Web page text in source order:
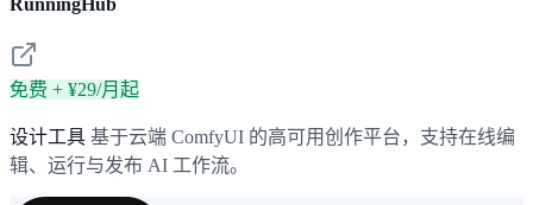
免费 + ¥29/月起
设计工具 基于云端 ComfyUI 的高可用创作平台，支持在线编
辑、运行与发布 AI 工作流。